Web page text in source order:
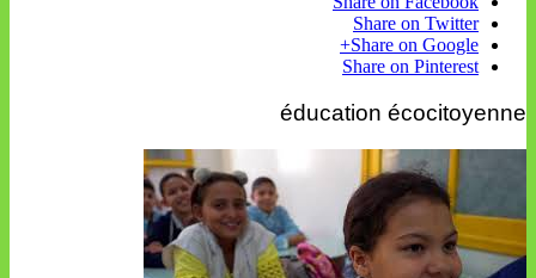
Share on Twitter
Share on Google+
Share on Pinterest
éducation écocitoyenne